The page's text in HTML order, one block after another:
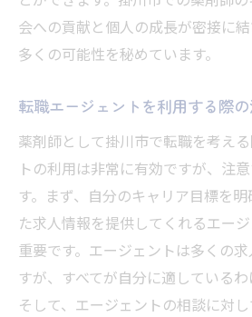
会への貢献と個人の成長が密接に
多くの可能性を秘めています。
転職エージェントを利用する際
薬剤師として掛川市で転職を考え
トの利用は非常に有効ですが、注
す。まず、自分のキャリア目標を
た求人情報を提供してくれるエー
重要です。エージェントは多くの
すが、すべてが自分に適しているわ
そして、エージェントの相談に対